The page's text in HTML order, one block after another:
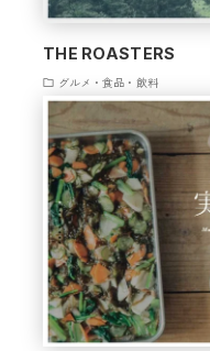
THE ROASTERS
グルメ・食品・飲料